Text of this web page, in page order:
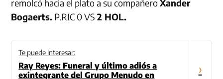
remolcó hacia el plato a su compañeroXander
Bogaerts. P.RIC 0 VS2 HOL.
Te puede interesar:
Ray Reyes: Funeral y último adiós a
exintegrante del Grupo Menudo en
›